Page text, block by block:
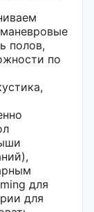
полов,
по
для
для